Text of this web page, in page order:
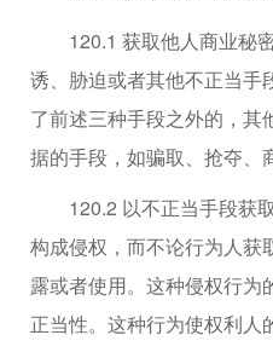
120.1 获取他人商业秘
诱、胁迫或者其他不正当手
了前述三种手段之外的，其
据的手段，如骗取、抢夺、
120.2 以不正当手段获
构成侵权，而不论行为人获
露或者使用。这种侵权行为
正当性。这种行为使权利人